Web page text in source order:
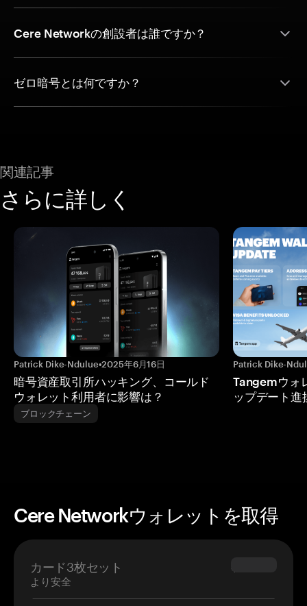
Cere Networkの創設者は誰ですか？
ゼロ暗号とは何ですか？
関連記事
さらに詳しく
Patrick Dike-Ndulue•2025年6月16日
暗号資産取引所ハッキング、コールド
ウォレット利用者に影響は？
ブロックチェーン
Patrick Dike-
Tangemウォ
ップデート進
Cere Networkウォレットを取得
カード3枚セット
より安全
$69.90